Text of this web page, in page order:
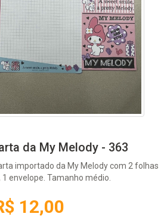
da My Melody - 363
importado da My Melody com 2 folhas
envelope. Tamanho médio.
12,00